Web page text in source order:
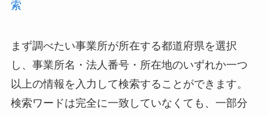
索
まず調べたい事業所が所在する都道府県を選択
し、事業所名・法人番号・所在地のいずれか一つ
以上の情報を入力して検索することができます。
検索ワードは完全に一致していなくても、一部分